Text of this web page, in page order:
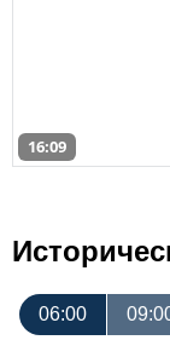
16:09
06:00